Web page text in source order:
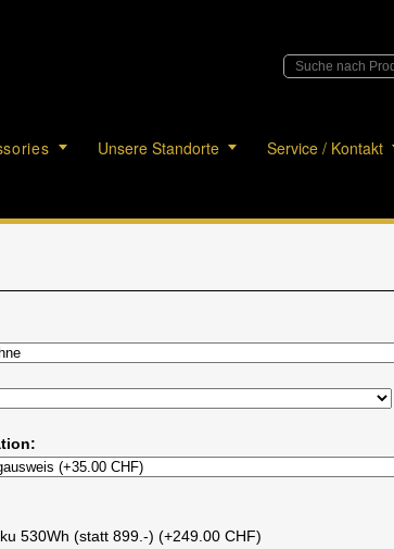
Unsere Standorte Service / Kontakt
530Wh (statt 899.-) (+249.00 CHF)